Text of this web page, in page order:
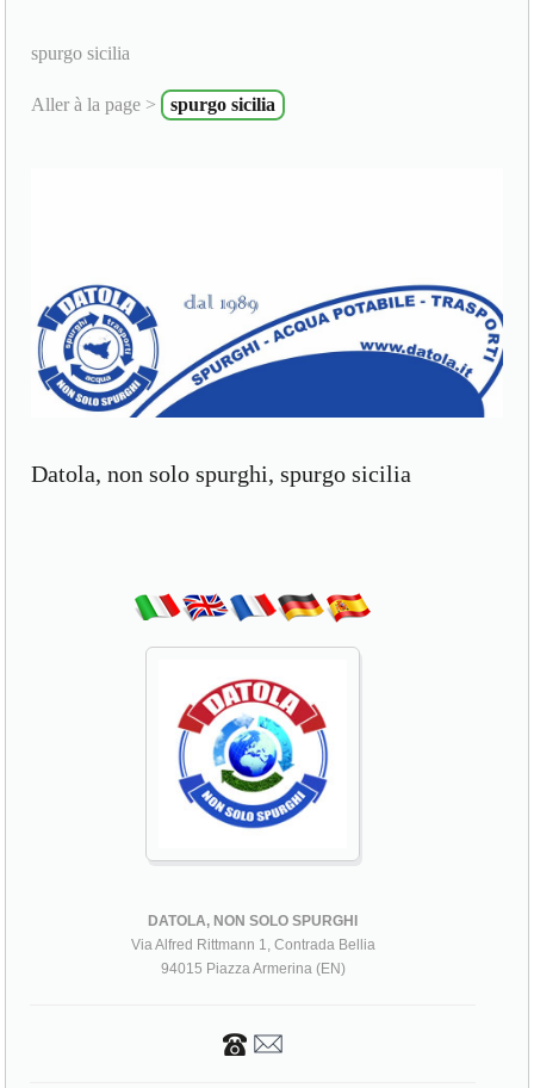
spurgo sicilia
Aller à la page > spurgo sicilia
Datola, non solo spurghi, spurgo sicilia
DATOLA, NON SOLO SPURGHI
Via Alfred Rittmann 1, Contrada Bellia
94015 Piazza Armerina (EN)